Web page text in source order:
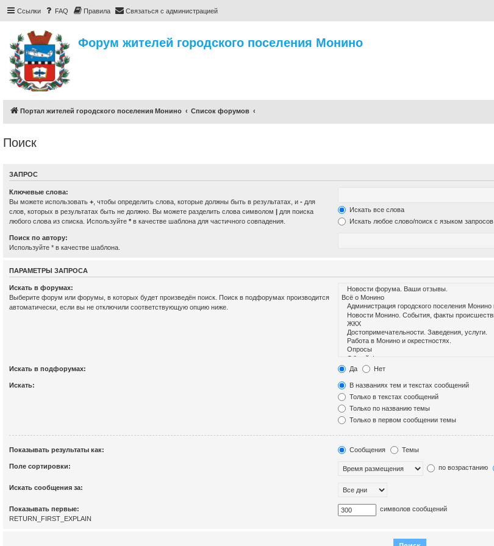
Ссылки FAQ Правила Связаться с администрацией
Форум жителей городского поселения Монино
Портал жителей городского поселения Монино Список форумов
Поиск
ЗАПРОС
Ключевые слова:
Вы можете использовать + , чтобы определить слова, которые должны быть в результатах, и - для
слов, которых в результатах быть не должно. Вы можете разделить слова символом | для поиска
любого слова из списка. Используйте * в качестве шаблона для частичного совпадения.
Искать все слова
Искать любое слово/поиск с языком запросов
Поиск по автору:
Используйте * в качестве шаблона.
ПАРАМЕТРЫ ЗАПРОСА
Искать в форумах:
Выберите форум или форумы, в которых будет произведён поиск. Поиск в подфорумах производится
автоматически, если вы не отключили соответствующую опцию ниже.
Искать в подфорумах: Да Нет
Искать:
В названиях тем и текстах сообщений
Только в текстах сообщений
Только по названию темы
Только в первом сообщении темы
Показывать результаты как: Сообщения Темы
Поле сортировки: по возрастанию
Искать сообщения за:
Показывать первые:
RETURN_FIRST_EXPLAIN
символов сообщений